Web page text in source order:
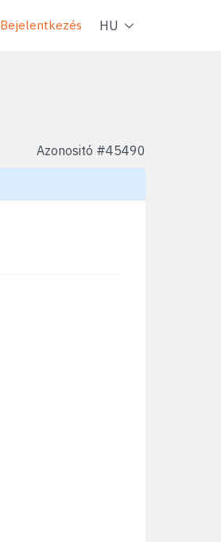
Bejelentkezés HU
Azonositó #45490